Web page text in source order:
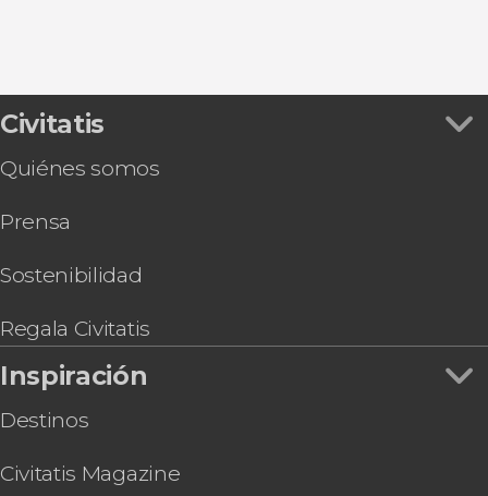
Civitatis
Quiénes somos
Prensa
Sostenibilidad
Regala Civitatis
Inspiración
Destinos
Civitatis Magazine